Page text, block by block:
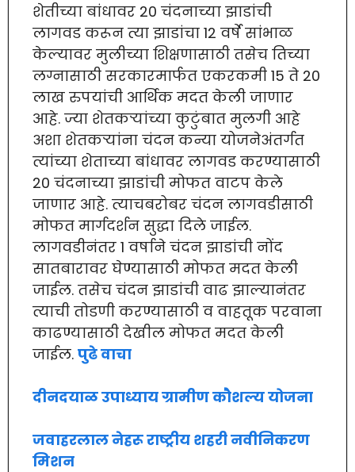
शेतीच्या बांधावर 20 चंदनाच्या झाडांची
लागवड करून त्या झाडांचा 12 वर्षे सांभाळ
केल्यावर मुलीच्या शिक्षणासाठी तसेच तिच्या
लग्नासाठी सरकारमार्फत एकरकमी 15 ते 20
लाख रुपयांची आर्थिक मदत केली जाणार
आहे. ज्या शेतकऱ्यांच्या कुटुंबात मुलगी आहे
अशा शेतकऱ्यांना चंदन कन्या योजनेअंतर्गत
त्यांच्या शेताच्या बांधावर लागवड करण्यासाठी
20 चंदनाच्या झाडांची मोफत वाटप केले
जाणार आहे. त्याचबरोबर चंदन लागवडीसाठी
मोफत मार्गदर्शन सुद्धा दिले जाईल.
लागवडीनंतर 1 वर्षाने चंदन झाडांची नोंद
सातबारावर घेण्यासाठी मोफत मदत केली
जाईल. तसेच चंदन झाडांची वाढ झाल्यानंतर
त्याची तोडणी करण्यासाठी व वाहतूक परवाना
काढण्यासाठी देखील मोफत मदत केली
जाईल. पुढे वाचा
दीनदयाळ उपाध्याय ग्रामीण कौशल्य योजना
जवाहरलाल नेहरू राष्ट्रीय शहरी नवीनिकरण
मिशन